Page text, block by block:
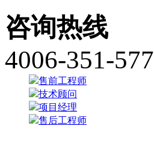
咨询热线
4006-351-577
售前工程师
技术顾问
项目经理
售后工程师